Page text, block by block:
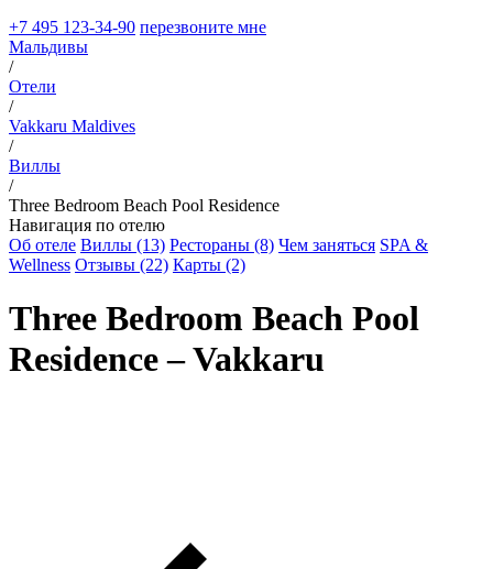
+7 495 123-34-90 перезвоните мне
Мальдивы
/
Отели
/
Vakkaru Maldives
/
Виллы
/
Three Bedroom Beach Pool Residence
Навигация по отелю
Об отеле Виллы (13) Рестораны (8) Чем заняться SPA &
Wellness Отзывы (22) Карты (2)
Three Bedroom Beach Pool
Residence – Vakkaru